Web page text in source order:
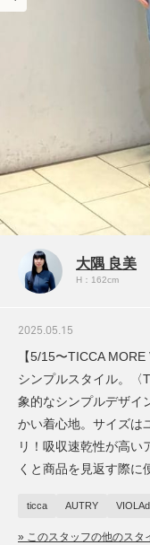
大隅 良美
H：162cm
2025.05.15
【5/15〜TICCA
シンプルスタイル。〈
象的なシンプルデザイ
かい着心地。サイズは
リ！吸収速乾性が高
くと商品を見返す際に
ticca AUTRY
» このスタッフの他のスタ